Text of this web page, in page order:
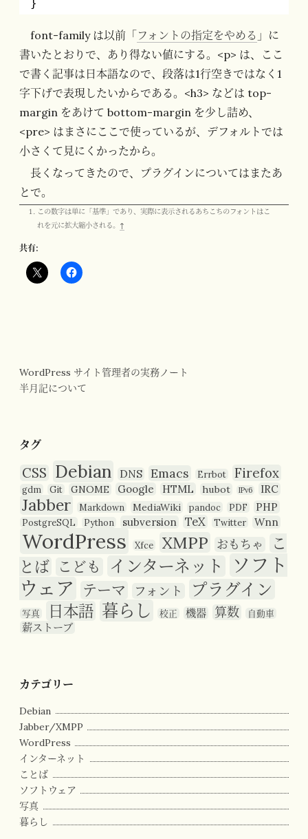
}
font-family は以前「 フォントの指定をやめる 」に
書いたとおりで、あり得ない値にする。<p> は、ここ
で書く記事は日本語なので、段落は1行空きではなく1
字下げで表現したいからである。<h3> などは top-
margin をあけて bottom-margin を少し詰め、
<pre> はまさにここで使っているが、デフォルトでは
小さくて見にくかったから。
長くなってきたので、プラグインについてはまたあ
とで。
この数字は単に「基準」であり、実際に表示されるあちこちのフォントはこ
れを元に拡大縮小される。 ↑
共有:
WordPress サイト管理者の実務ノート
半月記について
タグ
CSS Debian DNS Emacs Errbot Firefox
gdm Git GNOME Google HTML hubot IPv6 IRC
Jabber Markdown MediaWiki pandoc PDF PHP
PostgreSQL Python subversion TeX Twitter Wnn
WordPress Xfce XMPP おもちゃ
こ
とば こども インターネット
ソフト
ウェア
テーマ フォント プラグイン
写真 日本語 暮らし 校正 機器 算数 自動車
薪ストーブ
カテゴリー
Debian
Jabber/XMPP
WordPress
インターネット
ことば
ソフトウェア
写真
暮らし